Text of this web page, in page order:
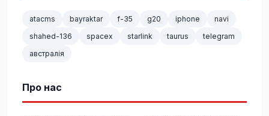
atacms bayraktar f-35 g20 iphone
navi
shahed-136
spacex starlink taurus
telegram
австралія
Про нас